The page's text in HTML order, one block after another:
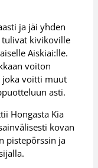
ja jäi yhden
tulivat kivikoville
Aiskiai:lle.
voiton
joka voitti muut
asti.
Hongasta Kia
kovan
pistepörssin ja